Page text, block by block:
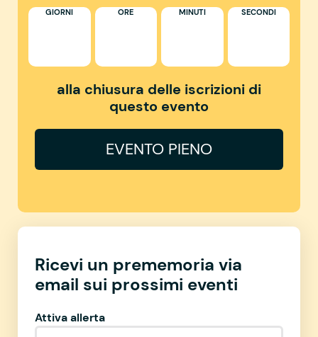
GIORNI ORE MINUTI SECONDI
alla chiusura delle iscrizioni di
questo evento
EVENTO PIENO
Ricevi un prememoria via
email sui prossimi eventi
Attiva allerta